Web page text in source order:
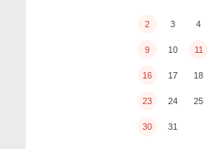
2 3 4
9 10 11
16 17 18
23 24 25
30 31